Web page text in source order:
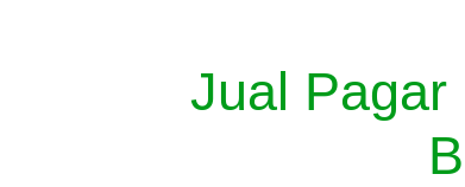
Jual Pagar